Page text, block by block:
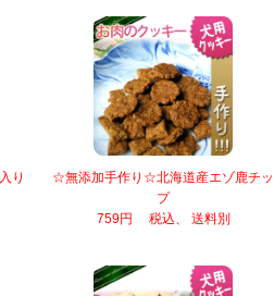
入り
☆無添加手作り☆北海道産エゾ鹿チッ
プ
759円 税込、 送料別